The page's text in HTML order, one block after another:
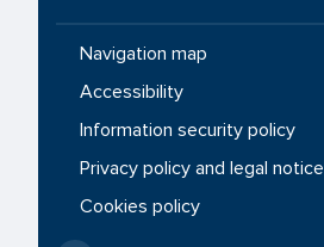
Navigation map
Accessibility
Information security policy
Privacy policy and legal notice
Cookies policy